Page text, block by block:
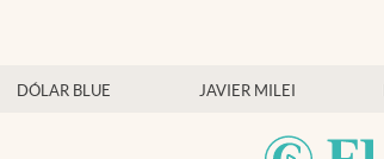
DÓLAR BLUE JAVIER MILEI